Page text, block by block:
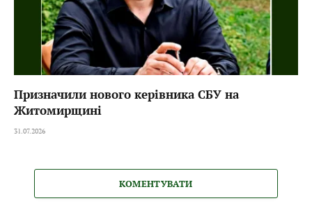
Призначили нового керівника СБУ на
Житомирщині
31.07.2026
КОМЕНТУВАТИ